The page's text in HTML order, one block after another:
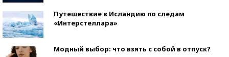
Путешествие в Исландию по следам
«Интерстеллара»
Модный выбор: что взять с собой в отпуск?